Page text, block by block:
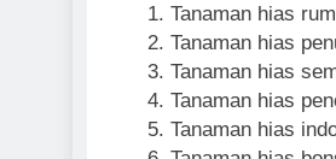
Tanaman hias
Tanaman hias
Tanaman hias
Tanaman hias
Tanaman hias